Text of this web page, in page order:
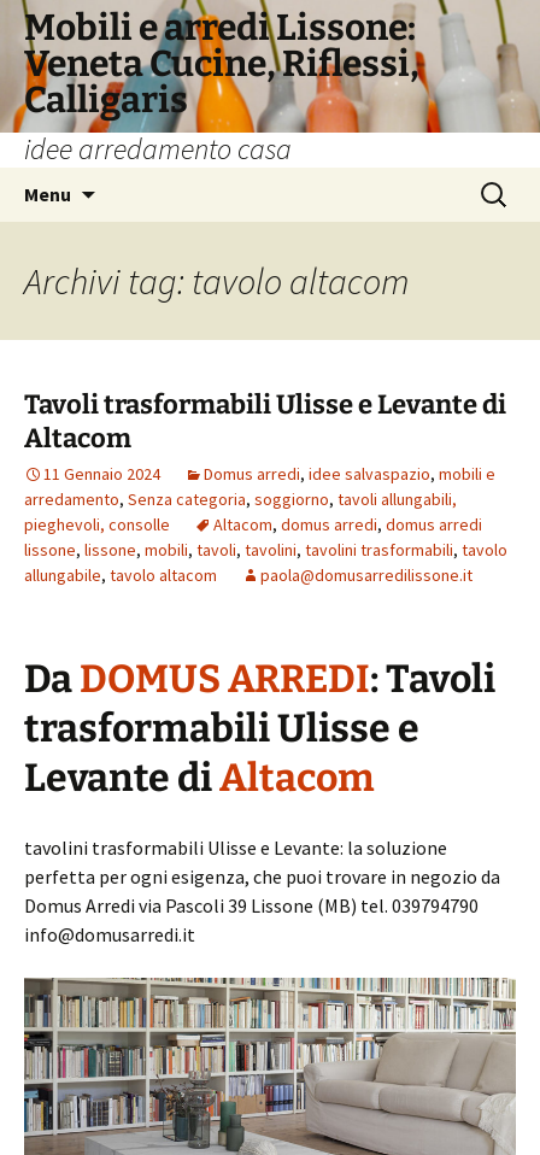
Vai
contenuto
Mobili e arredi Lissone:
Veneta Cucine, Riflessi,
Calligaris
idee arredamento casa
Menu
Ricerca
per:
Archivi tag: tavolo altacom
Tavoli trasformabili Ulisse e Levante di
Altacom
11 Gennaio 2024 Domus arredi, idee salvaspazio, mobili e
arredamento, Senza categoria, soggiorno, tavoli allungabili,
pieghevoli, consolle
Altacom, domus arredi, domus arredi
lissone, lissone, mobili, tavoli, tavolini, tavolini trasformabili, tavolo
allungabile, tavolo altacom paola@domusarredilissone.it
DaDOMUS ARREDI: Tavoli
trasformabili Ulisse e
Levante diAltacom
tavolini trasformabili Ulisse e Levante: la soluzione
perfetta per ogni esigenza, che puoi trovare in negozio da
Domus Arredi via Pascoli 39 Lissone (MB) tel. 039794790
info@domusarredi.it